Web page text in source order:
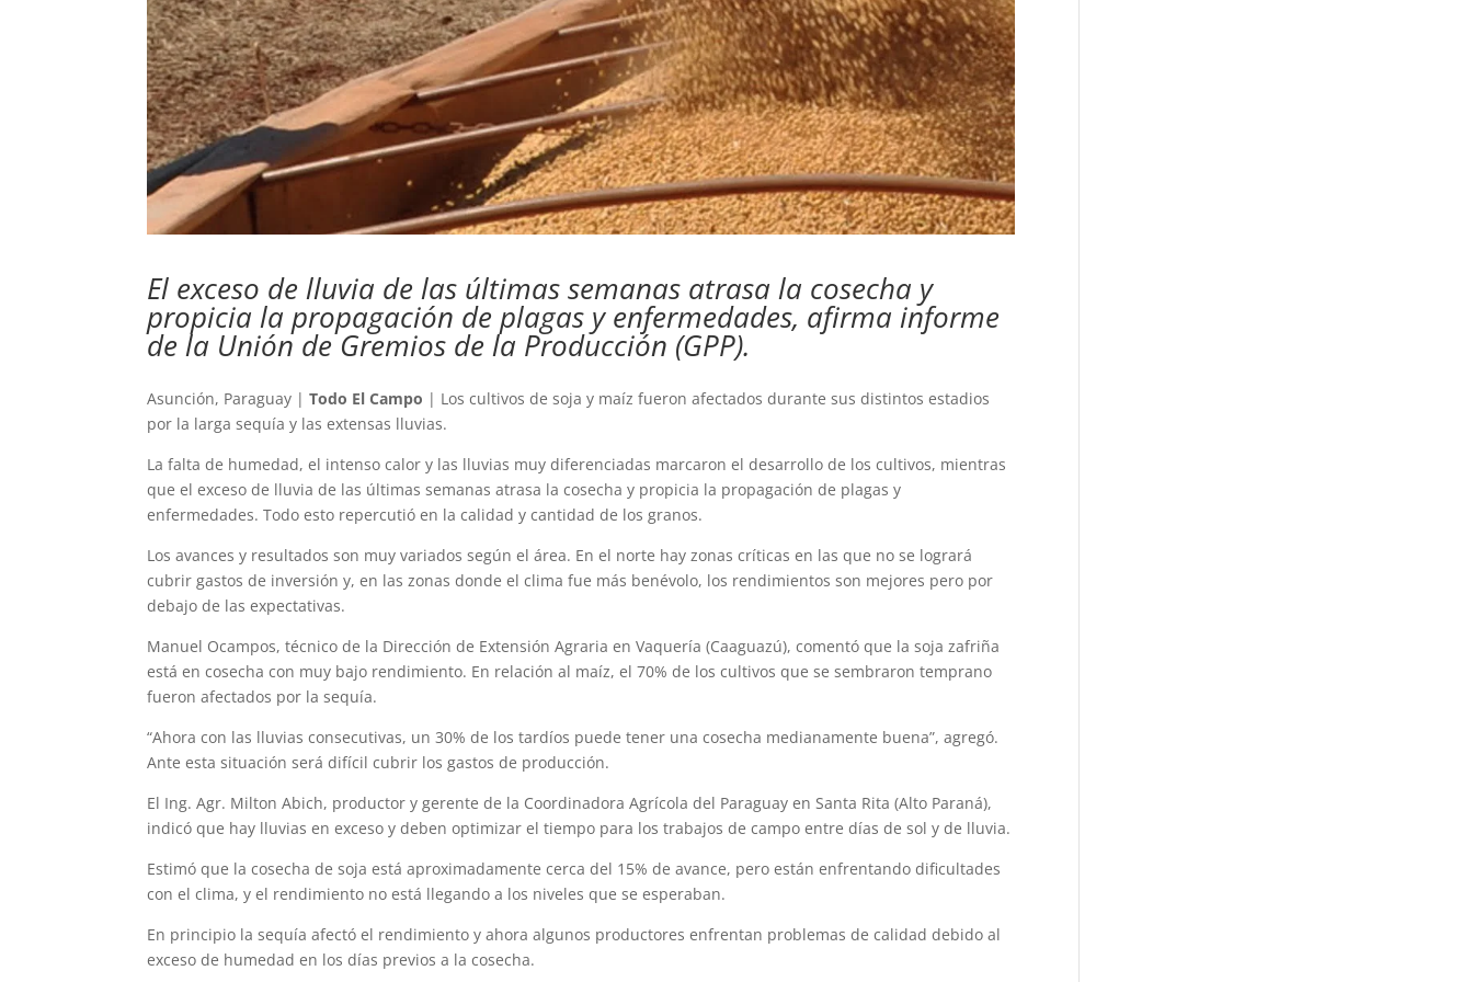
El exceso de lluvia de las últimas semanas atrasa la cosecha y
propicia la propagación de plagas y enfermedades, afirma informe
de la Unión de Gremios de la Producción (GPP).
Asunción, Paraguay |Todo El Campo | Los cultivos de soja y maíz fueron afectados durante sus distintos estadios
por la larga sequía y las extensas lluvias.
La falta de humedad, el intenso calor y las lluvias muy diferenciadas marcaron el desarrollo de los cultivos, mientras
que el exceso de lluvia de las últimas semanas atrasa la cosecha y propicia la propagación de plagas y
enfermedades. Todo esto repercutió en la calidad y cantidad de los granos.
Los avances y resultados son muy variados según el área. En el norte hay zonas críticas en las que no se logrará
cubrir gastos de inversión y, en las zonas donde el clima fue más benévolo, los rendimientos son mejores pero por
debajo de las expectativas.
Manuel Ocampos, técnico de la Dirección de Extensión Agraria en Vaquería (Caaguazú), comentó que la soja zafriña
está en cosecha con muy bajo rendimiento. En relación al maíz, el 70% de los cultivos que se sembraron temprano
fueron afectados por la sequía.
“Ahora con las lluvias consecutivas, un 30% de los tardíos puede tener una cosecha medianamente buena”, agregó.
Ante esta situación será difícil cubrir los gastos de producción.
El Ing. Agr. Milton Abich, productor y gerente de la Coordinadora Agrícola del Paraguay en Santa Rita (Alto Paraná),
indicó que hay lluvias en exceso y deben optimizar el tiempo para los trabajos de campo entre días de sol y de lluvia.
Estimó que la cosecha de soja está aproximadamente cerca del 15% de avance, pero están enfrentando dificultades
con el clima, y el rendimiento no está llegando a los niveles que se esperaban.
En principio la sequía afectó el rendimiento y ahora algunos productores enfrentan problemas de calidad debido al
exceso de humedad en los días previos a la cosecha.